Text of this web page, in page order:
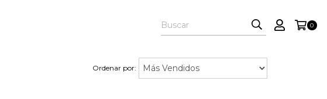
0
Ordenar por: